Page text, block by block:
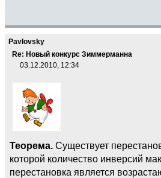
Pavlovsky
Re: Новый конкурс Зиммерманна
03.12.2010, 12:34
Теорема. Существует
которой количество инверсий
перестановка является